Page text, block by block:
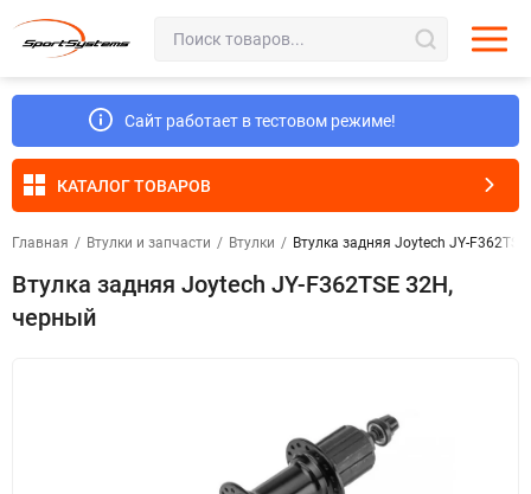
Сайт работает в тестовом режиме!
КАТАЛОГ ТОВАРОВ
Главная / Втулки и запчасти / Втулки / Втулка задняя Joytech JY-
Втулка задняя Joytech JY-F362TSE 32H,
черный